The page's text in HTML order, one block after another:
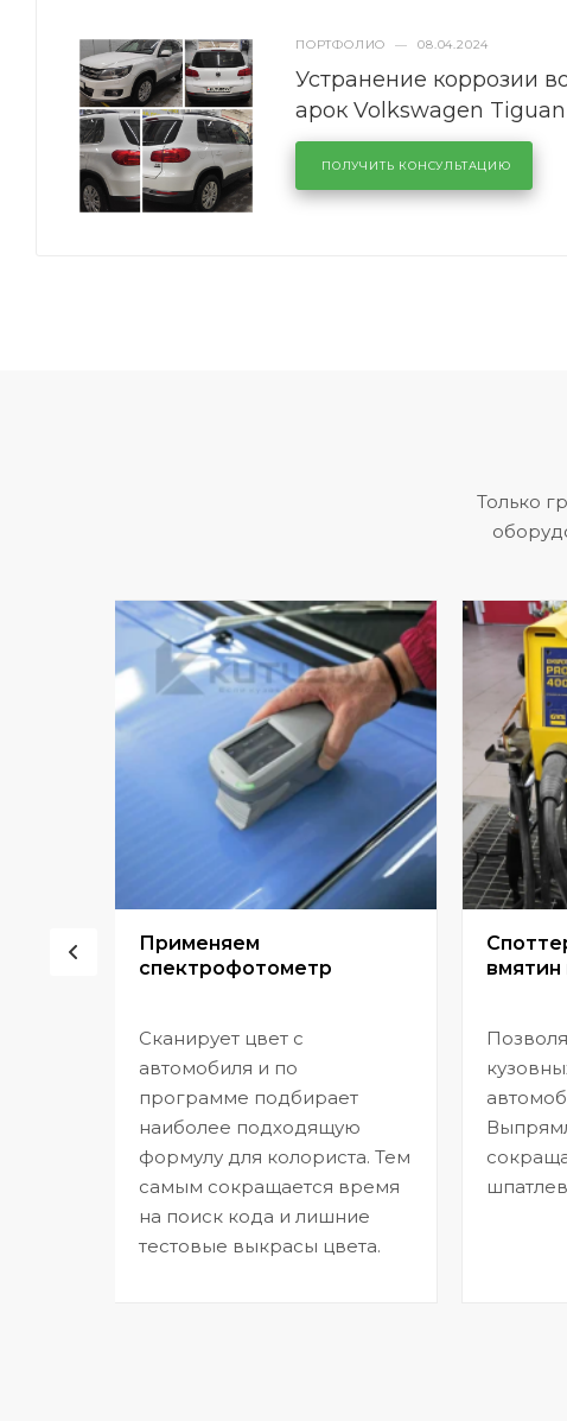
ПОРТФОЛИО — 08.04.2024
Устранение коррозии
арок Volkswagen Tiguan
ПОЛУЧИТЬ КОНСУЛЬТАЦИЮ
Только
Применяем
спектрофотометр
Сканирует цвет с
автомобиля и по
программе подбирает
наиболее подходящую
формулу для колориста. Тем
самым сокращается время
на поиск кода и лишние
тестовые выкрасы цвета.
вмятин